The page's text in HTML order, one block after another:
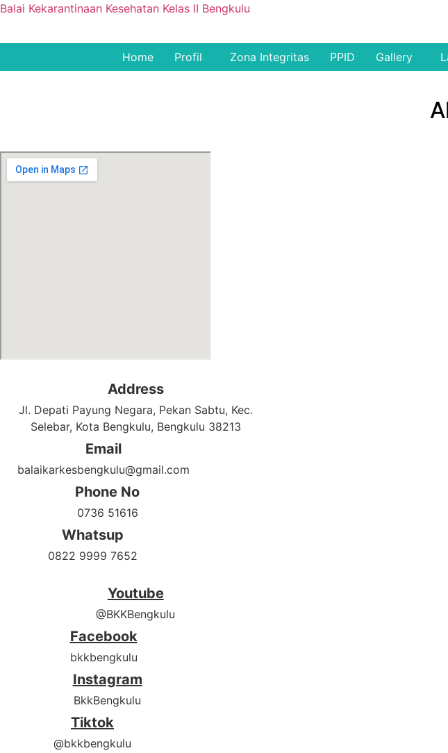
Balai Kekarantinaan Kesehatan Kelas II Bengkulu
Home Profil Zona Integritas PPID Gallery
Address
Jl. Depati Payung Negara, Pekan Sabtu, Kec.
Selebar, Kota Bengkulu, Bengkulu 38213
Email
balaikarkesbengkulu@gmail.com
Phone No
0736 51616
Whatsup
0822 9999 7652
Youtube
@BKKBengkulu
Facebook
bkkbengkulu
Instagram
BkkBengkulu
Tiktok
@bkkbengkulu